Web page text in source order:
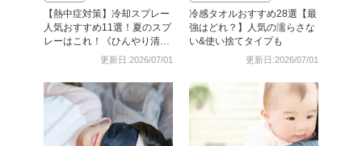
【熱中症対策】冷却スプレー
人気おすすめ11選！夏のスプ
レーはこれ！《ひんやり清涼
更新日:2026/07/01
冷感タオルおすすめ28選【最
強はどれ？】人気の濡らさな
い&使い捨てタイプも
更新日:2026/07/01